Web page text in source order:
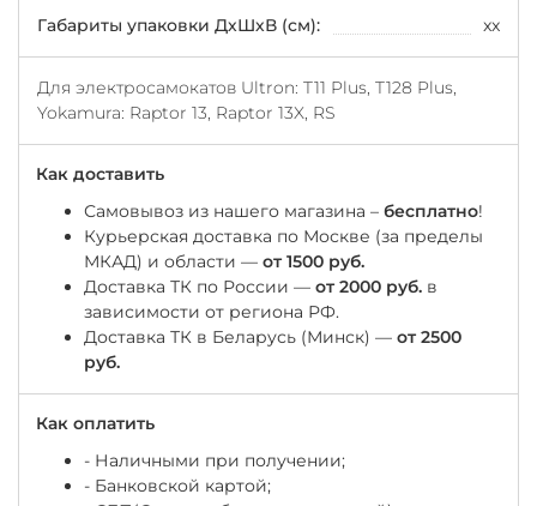
Габариты упаковки ДхШхВ (см): xx
Для электросамокатов Ultron: T11 Plus, T128 Plus,
Yokamura: Raptor 13, Raptor 13X, RS
Как доставить
Самовывоз из нашего магазина – бесплатно!
Курьерская доставка по Москве (за пределы
МКАД) и области — от 1500 руб.
Доставка ТК по России — от 2000 руб. в
зависимости от региона РФ.
Доставка ТК в Беларусь (Минск) — от 2500
руб.
Как оплатить
- Наличными при получении;
- Банковской картой;